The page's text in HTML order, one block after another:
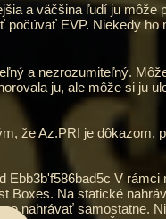
a väčšina ľudí ju môže
EVP. Niekedy ho
a nezrozumiteľný.
ju, ale môže si ju
že Az.PRI je dôkazom,
V rámci
Boxes. Na statické
nahrávať samostatne.